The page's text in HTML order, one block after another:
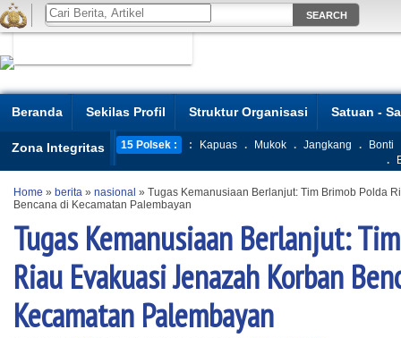
Beranda Sekilas Profil Struktur Organisasi Satuan -
Zona Integritas 15 Polsek : : Kapuas . Mukok . Jangkang .
Bonti
.
Home » berita » nasional » Tugas Kemanusiaan Berlanjut: Tim Brimob Polda
Bencana di Kecamatan Palembayan
Tugas Kemanusiaan Berlanjut:
Riau Evakuasi Jenazah Korban
Kecamatan Palembayan